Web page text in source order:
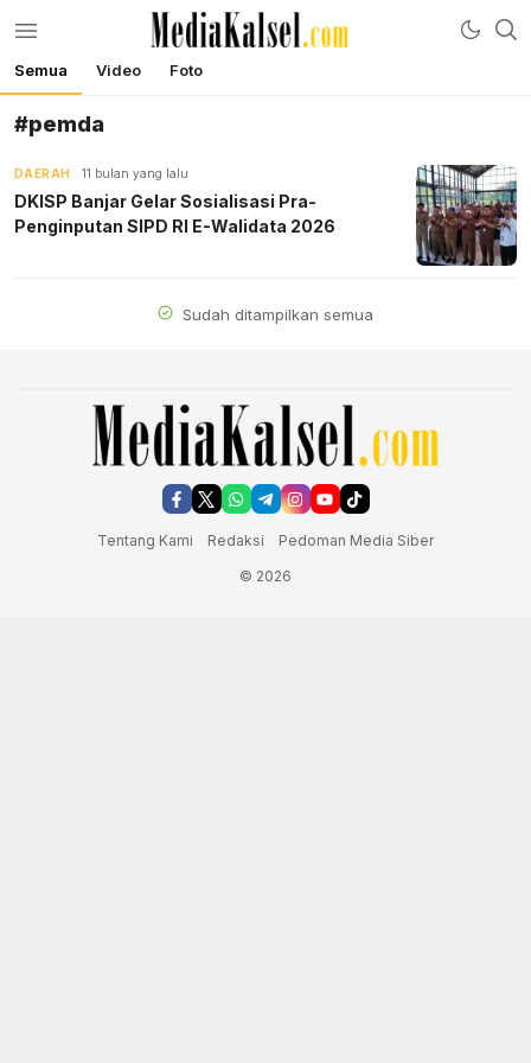
mediakalsel.com
Berita Update Banua
Semua Video Foto
#pemda
DAERAH 11 bulan yang lalu
DKISP Banjar Gelar Sosialisasi Pra-
Penginputan SIPD RI E-Walidata 2026
Sudah ditampilkan semua
Tentang Kami Redaksi
Pedoman Media Siber
© 2026